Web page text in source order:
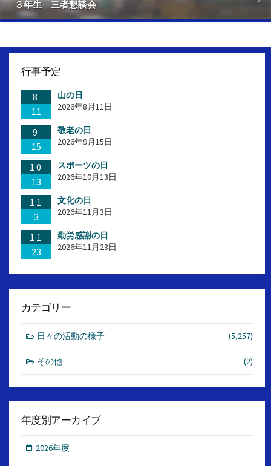
３年生 三者懇談会
行事予定
8
11
山の日
2026年8月11日
9
15
敬老の日
2026年9月15日
10
13
スポーツの日
2026年10月13日
11
3
文化の日
2026年11月3日
11
23
勤労感謝の日
2026年11月23日
カテゴリー
日々の活動の様子 (5,257)
その他 (2)
年度別アーカイブ
2026年度